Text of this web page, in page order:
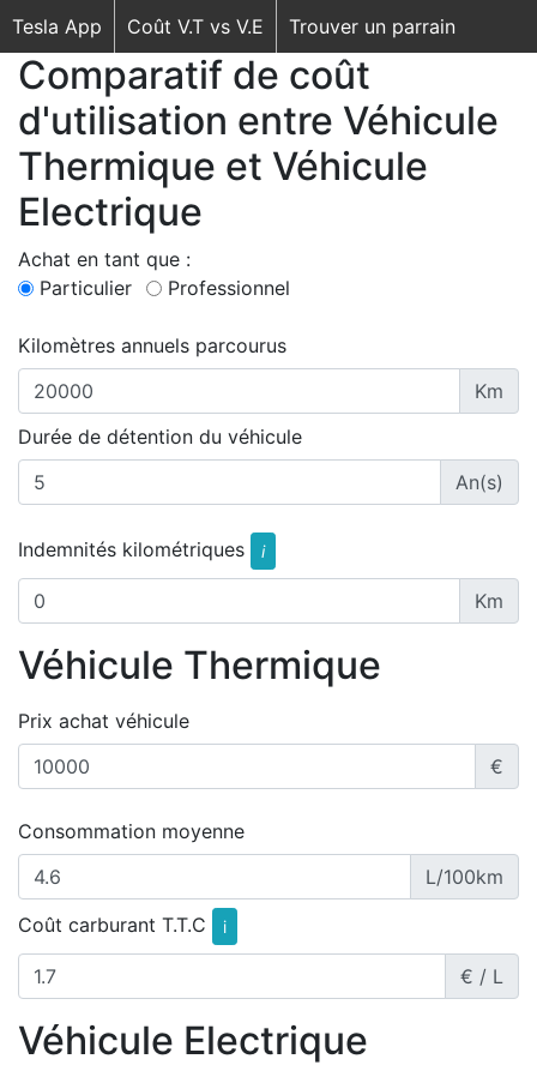
Tesla App Coût V.T vs V.E Trouver un parrain
Comparatif de coût
d'utilisation entre Véhicule
Thermique et Véhicule
Electrique
Achat en tant que :
Particulier
Professionnel
Kilomètres annuels parcourus
Km
Durée de détention du véhicule
An(s)
Indemnités kilométriques i
Km
Véhicule Thermique
Prix achat véhicule
€
Consommation moyenne
L/100km
Coût carburant T.T.C
i
€ / L
Véhicule Electrique